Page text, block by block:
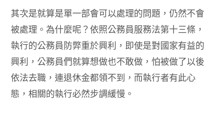
其次是就算是單一部會可以處理的問題，仍然不會
被處理。為什麼呢？依照公務員服務法第十三條，
執行的公務員防弊重於興利，即使是對國家有益的
興利，公務員們就算想做也不敢做，怕被做了以後
依法去職，連退休金都領不到，而執行者有此心
態，相關的執行必然步調緩慢。